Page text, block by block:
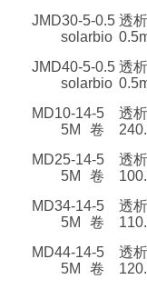
JMD30-5-0.5 透
solarbio
JMD40-5-0.5 透
solarbio
MD10-14-5
透
5M
卷
MD25-14-5
透
5M
卷
MD34-14-5
透
5M
卷
MD44-14-5
透
5M
卷